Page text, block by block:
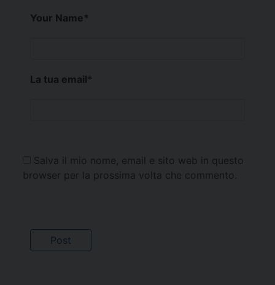
Your Name*
La tua email*
Salva il mio nome, email e sito web in questo
browser per la prossima volta che commento.